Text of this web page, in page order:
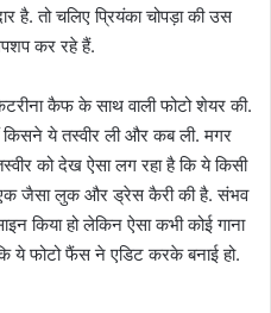
है. तो चलिए प्रियंका चोपड़ा की उस
कर रहे हैं.
कैफ के साथ वाली फोटो शेयर की.
किसने ये तस्वीर ली और कब ली. मगर
को देख ऐसा लग रहा है कि ये किसी
एक जैसा लुक और ड्रेस कैरी की है. संभव
किया हो लेकिन ऐसा कभी कोई गाना
ये फोटो फैंस ने एडिट करके बनाई हो.